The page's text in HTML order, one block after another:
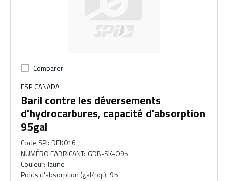
Comparer
ESP CANADA
Baril contre les déversements
d'hydrocarbures, capacité d'absorption
95gal
Code SPI: DEK016
NUMÉRO FABRICANT: GDB-SK-O95
Couleur: Jaune
Poids d'absorption (gal/pqt): 95